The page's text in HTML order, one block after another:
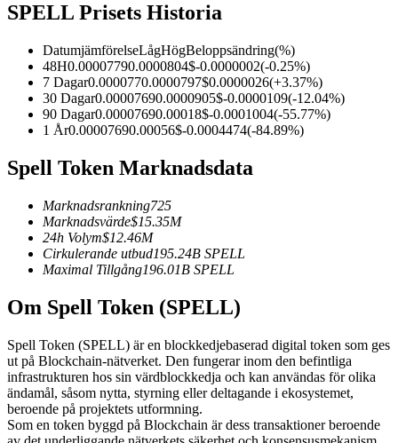
USDC Futures
Kopiera Trading
Gå med de bästa handlarna
SPELL Prisets Historia
DatumjämförelseLågHögBeloppsändring(%)
48H0.00007790.0000804$-0.0000002(-0.25%)
7 Dagar0.0000770.0000797$0.0000026(+3.37%)
30 Dagar0.00007690.0000905$-0.0000109(-12.04%)
90 Dagar0.00007690.00018$-0.0001004(-55.77%)
1 År0.00007690.00056$-0.0004474(-84.89%)
Spell Token Marknadsdata
Marknadsrankning725
Marknadsvärde$15.35M
24h Volym$12.46M
Cirkulerande utbud195.24B SPELL
Maximal Tillgång196.01B SPELL
Om Spell Token (SPELL)
Spell Token (SPELL) är en blockkedjebaserad digital token som ges
ut på Blockchain-nätverket. Den fungerar inom den befintliga
infrastrukturen hos sin värdblockkedja och kan användas för olika
ändamål, såsom nytta, styrning eller deltagande i ekosystemet,
beroende på projektets utformning.
Som en token byggd på Blockchain är dess transaktioner beroende